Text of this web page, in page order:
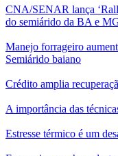
CNA/SENAR lança
do semiárido da BA e
Manejo forrageiro
Semiárido baiano
Crédito amplia
A importância das
Estresse térmico é um